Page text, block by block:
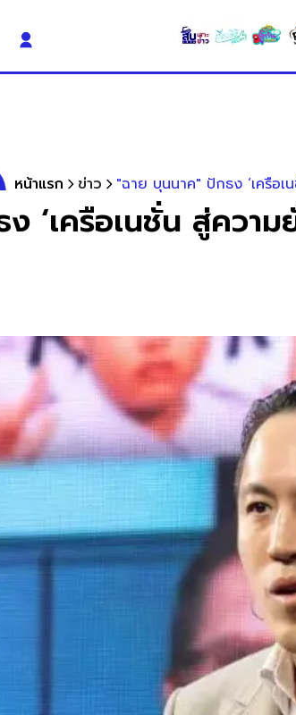
หน้าแรก ข่าว "ฉาย บุนนาค" ปักธง ‘เครือ
‘เครือเนชั่น สู่ควา